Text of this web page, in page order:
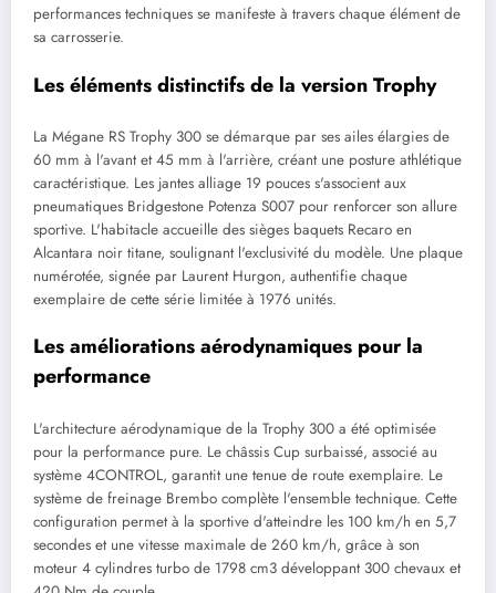
performances techniques se manifeste à travers chaque élément de
sa carrosserie.
Les éléments distinctifs de la version Trophy
La Mégane RS Trophy 300 se démarque par ses ailes élargies de
60 mm à l'avant et 45 mm à l'arrière, créant une posture athlétique
caractéristique. Les jantes alliage 19 pouces s'associent aux
pneumatiques Bridgestone Potenza S007 pour renforcer son allure
sportive. L'habitacle accueille des sièges baquets Recaro en
Alcantara noir titane, soulignant l'exclusivité du modèle. Une plaque
numérotée, signée par Laurent Hurgon, authentifie chaque
exemplaire de cette série limitée à 1976 unités.
Les améliorations aérodynamiques pour la
performance
L'architecture aérodynamique de la Trophy 300 a été optimisée
pour la performance pure. Le châssis Cup surbaissé, associé au
système 4CONTROL, garantit une tenue de route exemplaire. Le
système de freinage Brembo complète l'ensemble technique. Cette
configuration permet à la sportive d'atteindre les 100 km/h en 5,7
secondes et une vitesse maximale de 260 km/h, grâce à son
moteur 4 cylindres turbo de 1798 cm3 développant 300 chevaux et